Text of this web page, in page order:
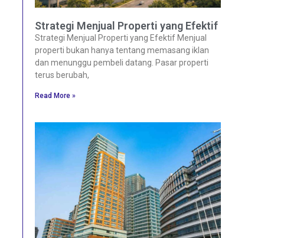
Strategi Menjual Properti yang Efektif
Strategi Menjual Properti yang Efektif Menjual
properti bukan hanya tentang memasang iklan
dan menunggu pembeli datang. Pasar properti
terus berubah,
Read More »